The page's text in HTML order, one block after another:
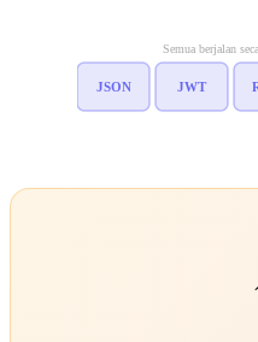
JSON JWT
Semua berjalan